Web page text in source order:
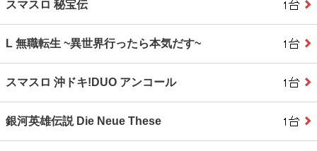
スマスロ 秘宝伝
L 無職転生 ~異世界行ったら本気だす~
スマスロ 沖ドキ!DUO アンコール
銀河英雄伝説 Die Neue These